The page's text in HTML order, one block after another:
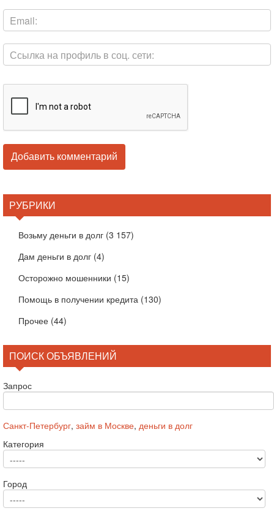
РУБРИКИ
Возьму деньги в долг (3 157)
Дам деньги в долг (4)
Осторожно мошенники (15)
Помощь в получении кредита (130)
Прочее (44)
ПОИСК ОБЪЯВЛЕНИЙ
Запрос
Санкт-Петербург, займ в Москве, деньги в долг
Категория
Город